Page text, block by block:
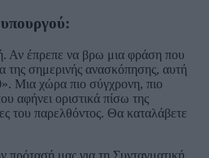
Αν έπρεπε να βρω μια φράση που
της σημερινής ανασκόπησης, αυτή
Μια χώρα πιο σύγχρονη, πιο
αφήνει οριστικά πίσω της
του παρελθόντος. Θα καταλάβετε
πρότασή μας για τη Συνταγματική